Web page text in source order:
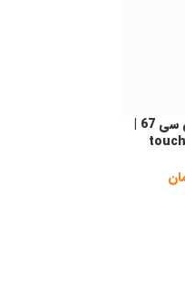
تاچ ال سی دی ریلمی سی 67 |